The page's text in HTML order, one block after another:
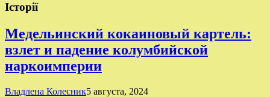
Історії
Медельинский кокаиновый картель:
взлет и падение колумбийской
наркоимперии
Владлена Колесник5 августа, 2024